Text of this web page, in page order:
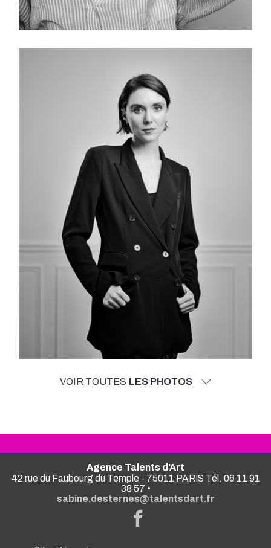
VOIR TOUTES LES PHOTOS
Agence Talents d'Art
42 rue du Faubourg du Temple - 75011 PARIS Tél. 06 11 91
38 57 •
sabine.desternes@talentsdart.fr